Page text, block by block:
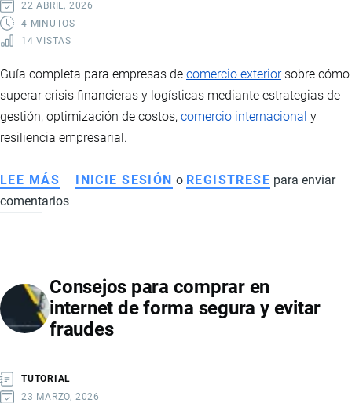
LA
VIOLENCIA
NARCOTRÁFICO
TRANSNACIONAL
22 ABRIL, 2026
4 MINUTOS
14 VISTAS
Guía completa para empresas de comercio exteriorsobre cómo
superar crisis financieras y logísticas mediante estrategias de
gestión, optimización de costos, comercio internacional y
resiliencia empresarial.
LEE MÁS SOBRE
ESTRATEGIAS
EN
EMPRESAS
DE
EXPORTACIÓN
INICIE SESIÓN o REGISTRESE para enviar
comentarios
Consejos para comprar en
internet de forma segura y evitar
fraudes
TUTORIAL
23 MARZO, 2026